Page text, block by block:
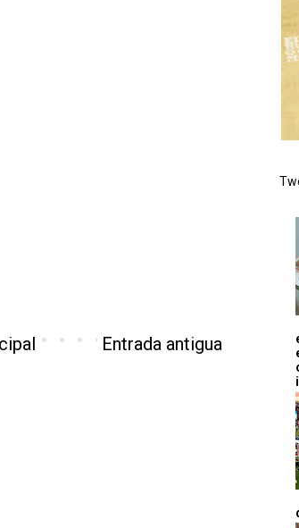
Entrada antigua